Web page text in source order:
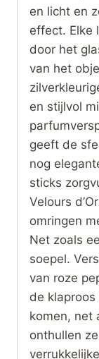
en licht en
effect. Elke
door het
van het
en stijlvol
geeft de
nog
sticks
Velours
omringen
Net zoals
soepel.
van roze
de
komen, net
onthullen